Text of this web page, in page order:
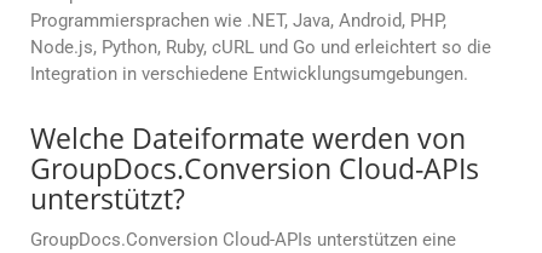
Programmiersprachen wie .NET, Java, Android, PHP,
Node.js, Python, Ruby, cURL und Go und erleichtert so die
Integration in verschiedene Entwicklungsumgebungen.
Welche Dateiformate werden von
GroupDocs.Conversion Cloud-APIs
unterstützt?
GroupDocs.Conversion Cloud-APIs unterstützen eine